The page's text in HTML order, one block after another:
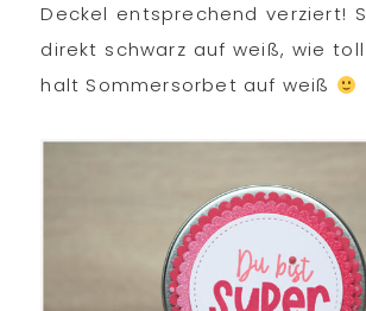
Deckel entsprechend verziert!
direkt schwarz auf weiß, wie
halt Sommersorbet auf weiß